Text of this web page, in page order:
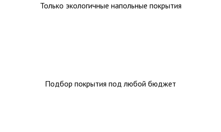
Только экологичные напольные покрытия
Подбор покрытия под любой бюджет